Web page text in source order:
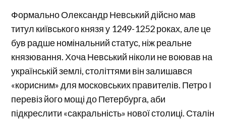
Формально Олександр Невський дійсно мав
титул київського князя у 1249-1252 роках, але це
був радше номінальний статус, ніж реальне
князювання. Хоча Невський ніколи не воював на
українській землі, століттями він залишався
«корисним» для московських правителів. Петро І
перевіз його мощі до Петербурга, аби
підкреслити «сакральність» нової столиці. Сталін